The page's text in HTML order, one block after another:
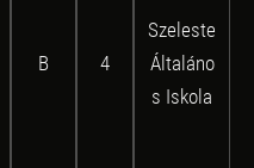
B 4
Szeleste
Általáno
s Iskola